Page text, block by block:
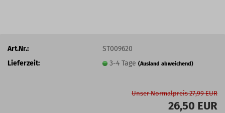
Art.Nr.:
ST009620
Lieferzeit:
3-4 Tage(Ausland abweichend)
Unser Normalpreis 27,99 EUR
26,50 EUR